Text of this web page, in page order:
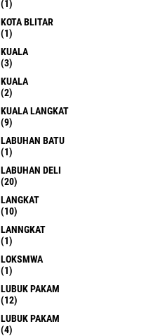
(1)
KOTA BLITAR
(1)
KUALA
(3)
KUALA
(2)
KUALA LANGKAT
(9)
LABUHAN BATU
(1)
LABUHAN DELI
(20)
LANGKAT
(10)
LANNGKAT
(1)
LOKSMWA
(1)
LUBUK PAKAM
(12)
LUBUK PAKAM
(4)